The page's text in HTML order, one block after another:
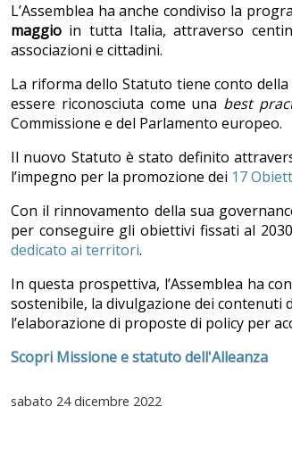
L’Assemblea ha anche condiviso la
maggio in tutta Italia, attraverso
associazioni e cittadini.
La riforma dello Statuto tiene conto della
essere riconosciuta come una best
Commissione e del Parlamento europeo.
Il nuovo Statuto è stato definito
l’impegno per la promozione dei 17
Con il rinnovamento della sua
per conseguire gli obiettivi fissati al
dedicato ai territori.
In questa prospettiva, l’Assemblea ha
sostenibile, la divulgazione dei contenuti
l’elaborazione di proposte di policy per
Scopri Missione e statuto dell'Alleanza
sabato 24 dicembre 2022